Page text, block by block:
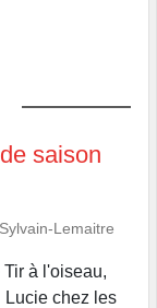
saison
Sylvain-Lemaitre
à l'oiseau,
Lucie chez les